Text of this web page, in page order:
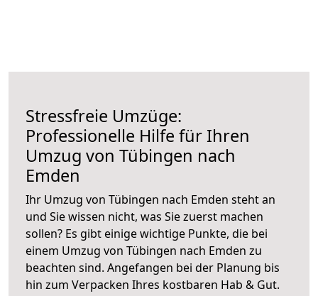
Stressfreie Umzüge:
Professionelle Hilfe für Ihren
Umzug von Tübingen nach
Emden
Ihr Umzug von Tübingen nach Emden steht an
und Sie wissen nicht, was Sie zuerst machen
sollen? Es gibt einige wichtige Punkte, die bei
einem Umzug von Tübingen nach Emden zu
beachten sind. Angefangen bei der Planung bis
hin zum Verpacken Ihres kostbaren Hab & Gut.